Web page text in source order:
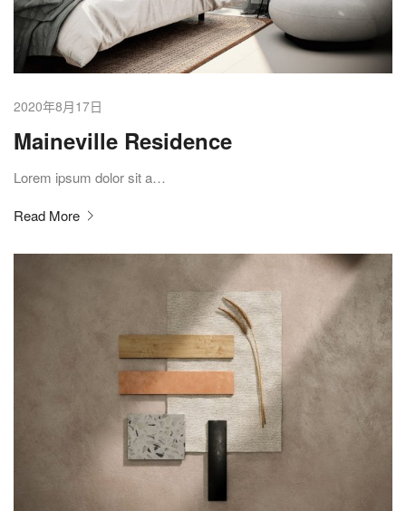
2020年8月17日
Maineville Residence
Lorem ipsum dolor sit a…
Read More